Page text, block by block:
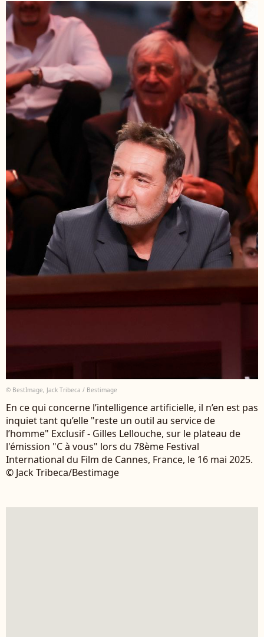
© BestImage, Jack Tribeca / Bestimage
En ce qui concerne l’intelligence artificielle, il n’en est pas
inquiet tant qu’elle "reste un outil au service de
l’homme" Exclusif - Gilles Lellouche, sur le plateau de
l'émission "C à vous" lors du 78ème Festival
International du Film de Cannes, France, le 16 mai 2025.
© Jack Tribeca/Bestimage